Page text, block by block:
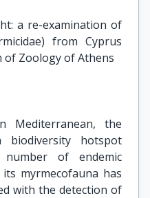
a re-examination of
from Cyprus
of Zoology of Athens
Mediterranean, the
hotspot
of endemic
myrmecofauna has
with the detection of